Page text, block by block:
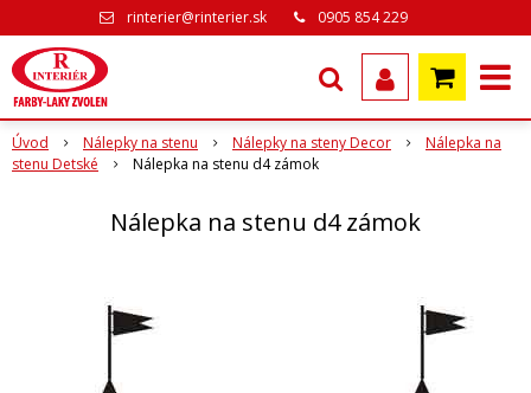
rinterier@rinterier.sk 0905 854 229
Úvod Nálepky na stenu Nálepky na steny Decor
Nálepka na
stenu Detské
Nálepka na stenu d4 zámok
Nálepka na stenu d4 zámok